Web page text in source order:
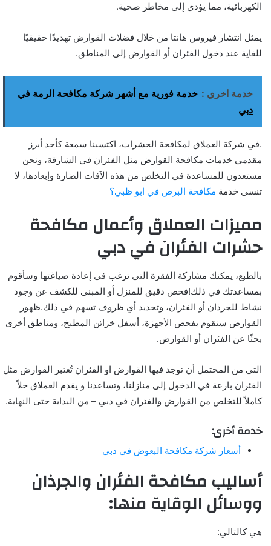
الكهربائية، مما يؤدي إلى مخاطر صحية.
يمثل انتشار فيروس هانتا من خلال فضلات القوارض تهديدًا حقيقيًا
للغاية عند دخول الفئران أو القوارض إلى المناطق.
خدمة اخري : خدمة فورية مع أشهر شركة مكافحة الرمة في
دبي
.في شركة العملاق لمكافحة الحشرات، اكتسبنا سمعة كأحد أبرز
مقدمي خدمات مكافحة القوارض مثل الفئران في الشارقة، ونحن
مستعدون للمساعدة في التخلص من هذه الآفات الضارة وإبعادها، لا
تنسى خدمة مكافحة البرص في ابو ظبي؟
مميزات العملاق وأعمال مكافحة
حشرات الفئران في دبي
بالطبع، يمكنك مشاركة الفقرة التي ترغب في إعادة صياغتها وسأقوم
بمساعدتك في ذلك!فحص دقيق للمنزل أو المبنى للكشف عن وجود
نشاط للجرذان أو الفئران، وتحديد أي ظروف تسهم في ذلك.ظهور
القوارض سنقوم بفحص الأجهزة، أسفل خزائن المطبخ، ومناطق أخرى
بحثًا عن الفئران أو القوارض.
التي من المحتمل أن توجد فيها القوارض او الفئران تُعتبر القوارض مثل
الفئران بارعة في الدخول إلى منازلنا، وتساعدنا و يقدم العملاق حلاً
كاملاً للتخلص من القوارض والفئران في دبي – من البداية حتى النهاية.
خدمة أخرى:
أسعار شركة مكافحة البعوض في دبي
أساليب مكافحة الفئران والجرذان
ووسائل الوقاية منها:
هي كالتالي: